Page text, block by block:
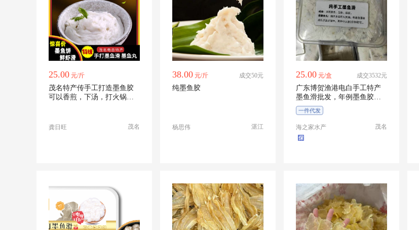
25.00 元/斤
茂名特产传手工打造墨鱼胶
可以香煎，下汤，打火锅，
龚日旺 茂名
38.00 元/斤 成交50元
纯墨鱼胶
杨思伟 湛江
25.00 元/盒 成交3532元
广东博贺渔港电白手工特产
墨鱼滑批发，年例墨鱼胶
滑，酒席墨鱼饼
一件代发
海之家水产 茂名